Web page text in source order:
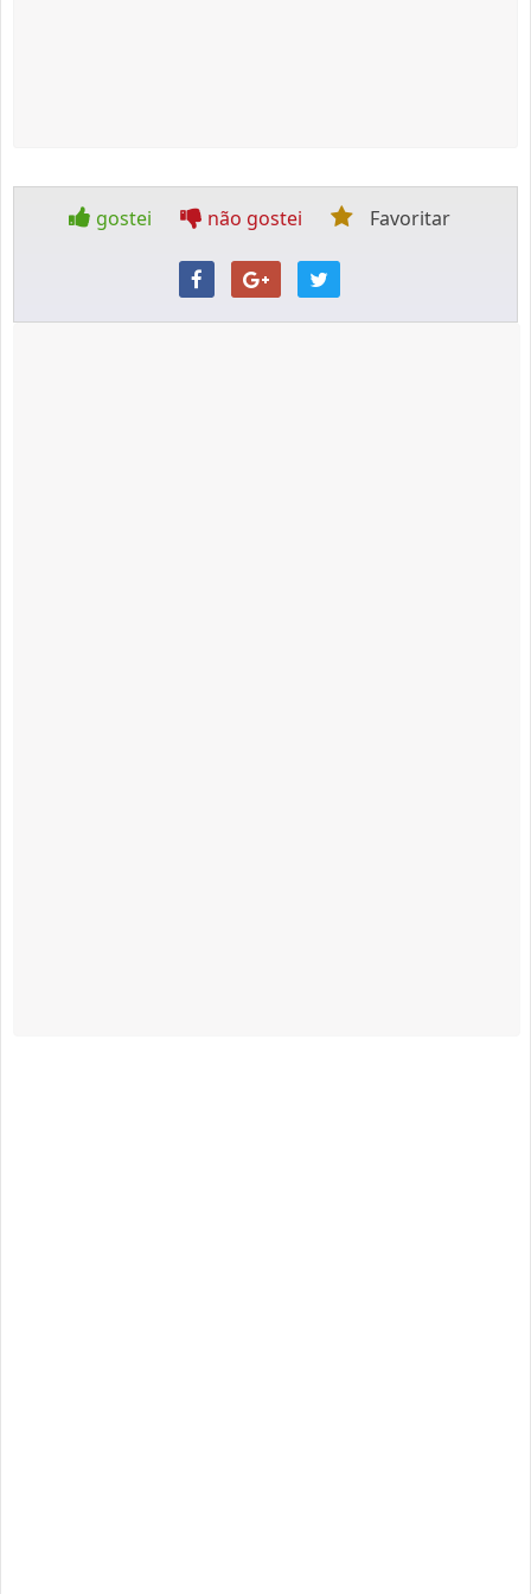
gostei não gostei Favoritar